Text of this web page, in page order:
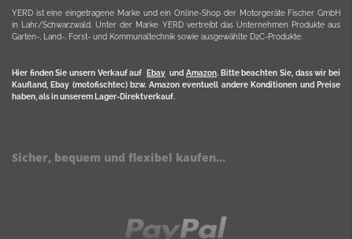
YERD ist eine eingetragene Marke und ein Online-Shop der Motorgeräte Fischer GmbH
in Lahr/Schwarzwald. Unter der Marke YERD vertreibt das Unternehmen Produkte aus
Garten-, Land-, Forst- und Kommunaltechnik sowie ausgewählte D2C-Produkte.
Hier finden Sie unsern Verkauf auf Ebayund Amazon. Bitte beachten Sie, dass wir bei
Kaufland, Ebay (motofischtec) bzw. Amazon eventuell andere Konditionen und Preise
haben, als in unserem Lager-Direktverkauf.
Sicher, bequem und flexibel kaufen...